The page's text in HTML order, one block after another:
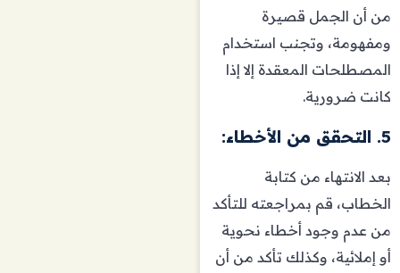
من أن الجمل قصيرة
ومفهومة، وتجنب استخدام
المصطلحات المعقدة إلا إذا
كانت ضرورية.
5. التحقق من الأخطاء:
بعد الانتهاء من كتابة
الخطاب، قم بمراجعته للتأكد
من عدم وجود أخطاء نحوية
أو إملائية، وكذلك تأكد من أن